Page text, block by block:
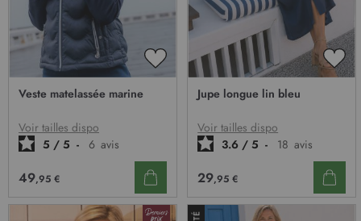
AJOUTER
D’ENVIE
Veste matelassée marine
Voir tailles dispo
5 / 5 - 6 avis
49,95 €
Jupe longue lin bleu
Voir tailles dispo
3.6 / 5 - 18 avis
29,95 €